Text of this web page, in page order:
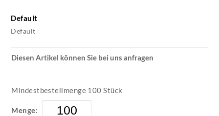
Default
Default
Diesen Artikel können Sie bei uns anfragen
Mindestbestellmenge 100 Stück
Menge: